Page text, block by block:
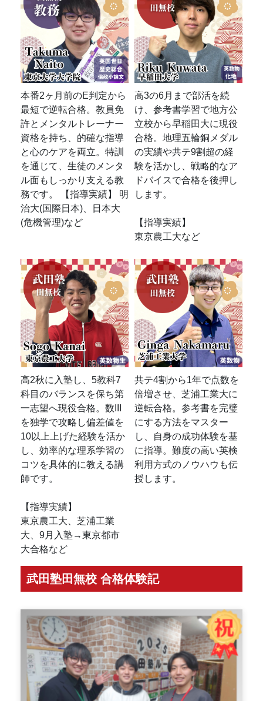
本番2ヶ月前のE判定から
最短で逆転合格。教員免
許とメンタルトレーナー
資格を持ち、的確な指導
と心のケアを両立。特訓
を通じて、生徒のメンタ
ル面もしっかり支える教
務です。 【指導実績】 明
治大(国際日本)、日本大
(危機管理)など
高3の6月まで部活を続
け、参考書学習で地方公
立校から早稲田大に現役
合格。地理五輪銅メダル
の実績や共テ9割超の経
験を活かし、戦略的なア
ドバイスで合格を後押し
します。
【指導実績】
東京農工大など
高2秋に入塾し、5教科7
科目のバランスを保ち第
一志望へ現役合格。数III
を独学で攻略し偏差値を
10以上上げた経験を活か
し、効率的な理系学習の
コツを具体的に教える講
師です。
【指導実績】
東京農工大、芝浦工業
大、9月入塾→東京都市
大合格など
共テ4割から1年で点数を
倍増させ、芝浦工業大に
逆転合格。参考書を完璧
にする方法をマスター
し、自身の成功体験を基
に指導。難度の高い英検
利用方式のノウハウも伝
授します。
武田塾田無校 合格体験記